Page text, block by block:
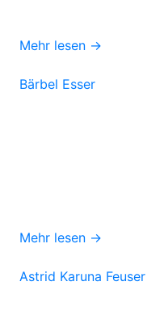
Mehr lesen →
Bärbel Esser
Mehr lesen →
Astrid Karuna Feuser